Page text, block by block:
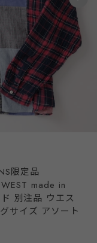
限定品
made in
別注品 ウエス
サイズ アソート